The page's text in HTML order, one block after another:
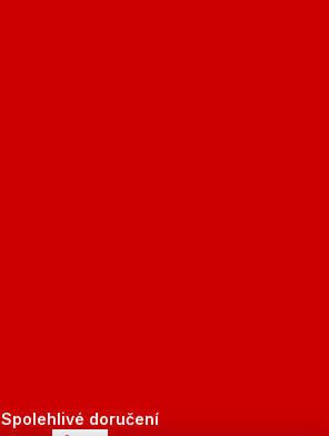
Spolehlivé doručení